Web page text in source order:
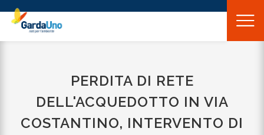
Gardauno
Spa
PERDITA DI RETE
DELL'ACQUEDOTTO IN VIA
COSTANTINO, INTERVENTO DI